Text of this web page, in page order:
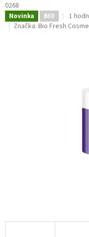
0268
Novinka BIO 1
Značka: Bio Fresh